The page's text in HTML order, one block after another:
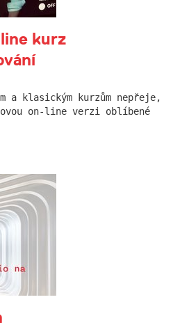
kurz
a klasickým kurzům nepřeje,
on-line verzi oblíbené